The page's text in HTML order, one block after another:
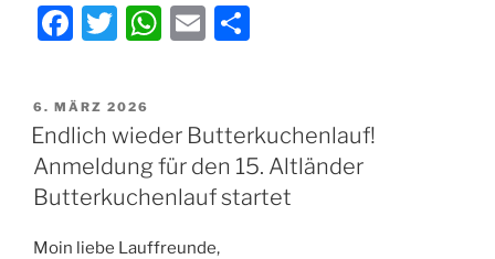
F
c
e
b
o
o
T
itt
er
W
s
A
p
p
E
l
n
VERÖFFENTLICHT
AM
6. MÄRZ 2026
Endlich wieder Butterkuchenlauf!
Anmeldung für den 15. Altländer
Butterkuchenlauf startet
Moin liebe Lauffreunde,